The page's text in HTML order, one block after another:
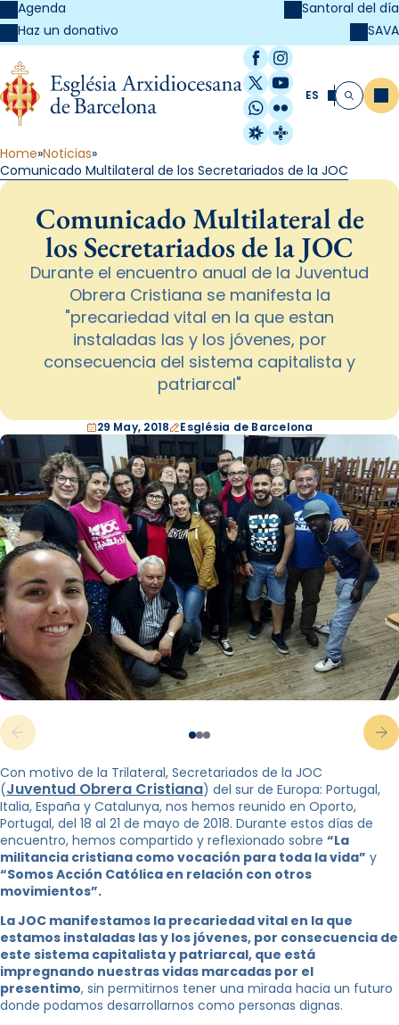
Agenda
Haz un donativo
Santoral del día
SAVA
Facebook
Instagram
X / Twitter
YouTube
WhatsApp
Flickr
Radio Estel
Catalunya
ES Buscar
Home Noticias
Comunicado Multilateral de los Secretariados de la JOC
Comunicado Multilateral de
los Secretariados de la JOC
Durante el encuentro anual de la Juventud
Obrera Cristiana se manifesta la
"precariedad vital en la que estan
instaladas las y los jóvenes, por
consecuencia del sistema capitalista y
patriarcal"
29 May, 2018 Església de Barcelona
Con motivo de la Trilateral, Secretariados de la JOC
(Juventud Obrera Cristiana) del sur de Europa: Portugal,
Italia, España y Catalunya, nos hemos reunido en Oporto,
Portugal, del 18 al 21 de mayo de 2018. Durante estos días de
encuentro, hemos compartido y reflexionado sobre “La
militancia cristiana como vocación para toda la vida” y
“Somos Acción Católica en relación con otros
movimientos”.
La JOC manifestamos la precariedad vital en la que
estamos instaladas las y los jóvenes, por consecuencia de
este sistema capitalista y patriarcal, que está
impregnando nuestras vidas marcadas por el
presentimo, sin permitirnos tener una mirada hacia un futuro
donde podamos desarrollarnos como personas dignas.